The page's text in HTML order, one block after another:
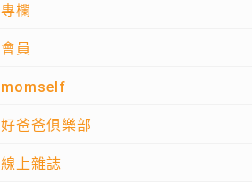
專欄
會員
momself
好爸爸俱樂部
線上雜誌